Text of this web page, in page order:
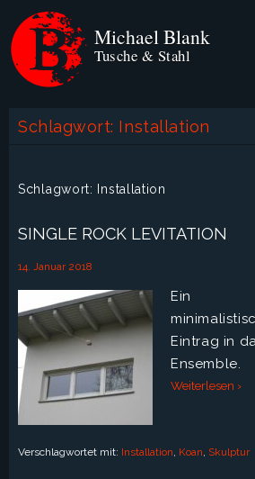
Michael Blank
Tusche & Stahl
Schlagwort: Installation
Schlagwort: Installation
SINGLE ROCK LEVITATION
14. Januar 2018
Ein
Eintrag in
Ensemble.
Weiterlesen ›
Verschlagwortet mit: Installation, Koan, Skulptur